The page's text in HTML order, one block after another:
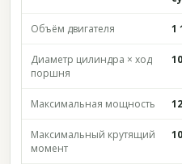
Объём двигателя 1
Диаметр цилиндра × ход
поршня
Максимальная мощность
Максимальный крутящий
момент